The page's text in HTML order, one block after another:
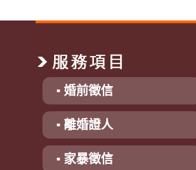
▪ 婚前徵信
▪ 離婚證人
▪ 家暴徵信